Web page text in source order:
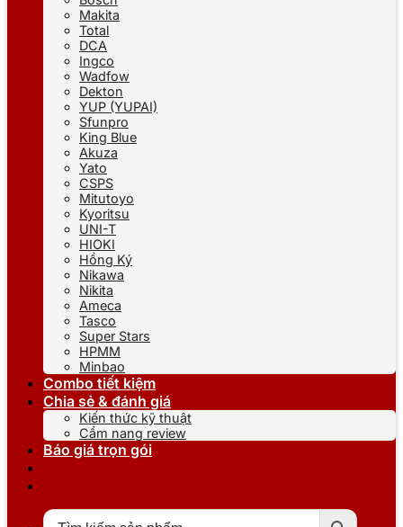
Makita
Total
DCA
Ingco
Wadfow
Dekton
YUP (YUPAI)
Sfunpro
King Blue
Akuza
Yato
CSPS
Mitutoyo
Kyoritsu
UNI-T
HIOKI
Hồng Ký
Nikawa
Nikita
Ameca
Tasco
Super Stars
HPMM
Minbao
Combo tiết kiệm
Chia sẻ & đánh giá
Kiến thức kỹ thuật
Cẩm nang review
Báo giá trọn gói